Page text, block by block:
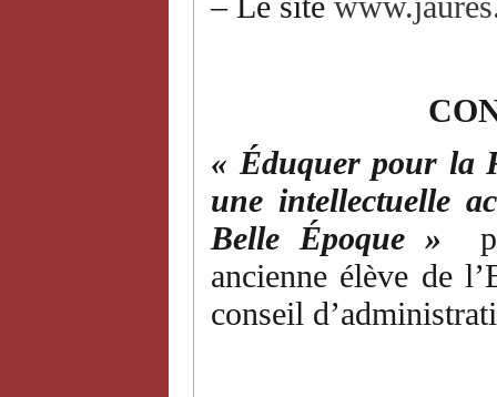
« Éduquer pour la
une intellectuelle
Belle Époque »
ancienne élève de
conseil